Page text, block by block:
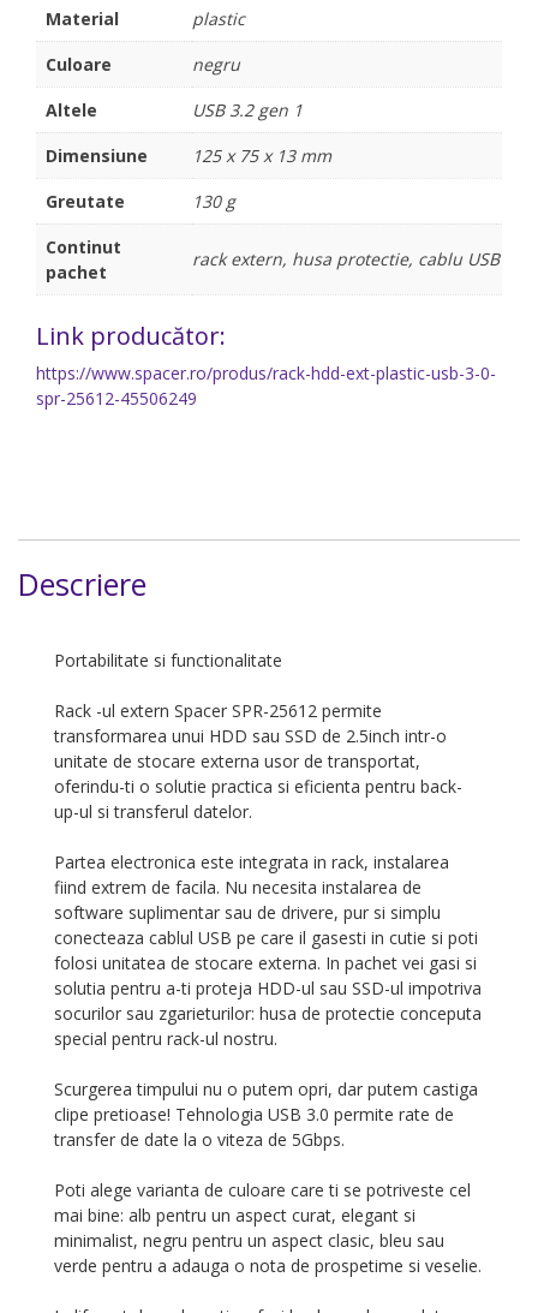
Material
plastic
Culoare
negru
Altele
USB 3.2 gen 1
Dimensiune
125 x 75 x 13 mm
Greutate
130 g
Continut
pachet
rack extern, husa protectie, cablu USB
Link producător:
https://www.spacer.ro/produs/rack-hdd-ext-plastic-usb-3-0-
spr-25612-45506249
Descriere
Portabilitate si functionalitate
Rack -ul extern Spacer SPR-25612 permite
transformarea unui HDD sau SSD de 2.5inch intr-o
unitate de stocare externa usor de transportat,
oferindu-ti o solutie practica si eficienta pentru back-
up-ul si transferul datelor.
Partea electronica este integrata in rack, instalarea
fiind extrem de facila. Nu necesita instalarea de
software suplimentar sau de drivere, pur si simplu
conecteaza cablul USB pe care il gasesti in cutie si poti
folosi unitatea de stocare externa. In pachet vei gasi si
solutia pentru a-ti proteja HDD-ul sau SSD-ul impotriva
socurilor sau zgarieturilor: husa de protectie conceputa
special pentru rack-ul nostru.
Scurgerea timpului nu o putem opri, dar putem castiga
clipe pretioase! Tehnologia USB 3.0 permite rate de
transfer de date la o viteza de 5Gbps.
Poti alege varianta de culoare care ti se potriveste cel
mai bine: alb pentru un aspect curat, elegant si
minimalist, negru pentru un aspect clasic, bleu sau
verde pentru a adauga o nota de prospetime si veselie.